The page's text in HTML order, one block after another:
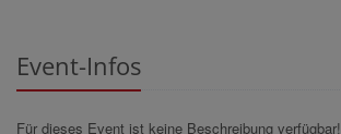
Event-Infos
Für dieses Event ist keine Beschreibung verfügbar!